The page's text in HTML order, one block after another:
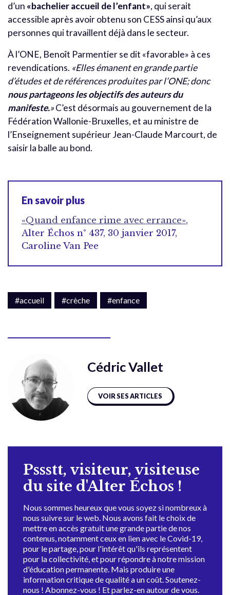
d’un «bachelier accueil de l’enfant», qui serait
accessible après avoir obtenu son CESS ainsi qu’aux
personnes qui travaillent déjà dans le secteur.
À l’ONE, Benoît Parmentier se dit «favorable» à ces
revendications. «Elles émanent en grande partie
d’études et de références produites par l’ONE; donc
nous partageons les objectifs des auteurs du
manifeste.»C’est désormais au gouvernement de la
Fédération Wallonie-Bruxelles, et au ministre de
l’Enseignement supérieur Jean-Claude Marcourt, de
saisir la balle au bond.
En savoir plus
«Quand enfance rime avec errance»,
Alter Échos n° 437, 30 janvier 2017,
Caroline Van Pee
#accueil #crèche #enfance
Cédric Vallet
VOIR SES ARTICLES
Pssstt, visiteur, visiteuse
du site d'Alter Échos !
Nous sommes heureux que vous soyez si nombreux à
nous suivre sur le web. Nous avons fait le choix de
mettre en accès gratuit une grande partie de nos
contenus, notamment ceux en lien avec le Covid-19,
pour le partage, pour l'intérêt qu'ils représentent
pour la collectivité, et pour répondre à notre mission
d'éducation permanente. Mais produire une
information critique de qualité a un coût. Soutenez-
nous ! Abonnez-vous ! Et parlez-en autour de vous.